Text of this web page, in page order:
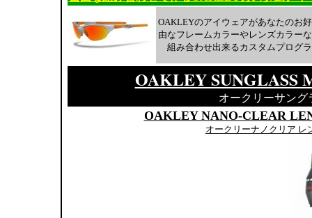
OAKLEYのアイウェアがあなたのお
由なフレームカラーやレンズカラー
組み合わせ出来るカスタムプログ
OAKLEY SUNGLASS
オークリーサン
OAKLEY NANO-CLEAR
オークリーナノクリア